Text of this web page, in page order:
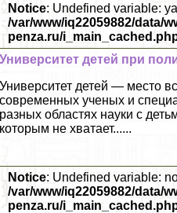
Notice: Undefined variable:
/var/www/iq22059882/data/
penza.ru/
Университет детей при
Университет детей — место
современных ученых и
разных областях науки с
которым не хватает......
Notice: Undefined variable:
/var/www/iq22059882/data/
penza.ru/